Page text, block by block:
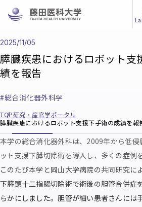
2025/11/05
膵臓疾患におけるロボット支
績を報告
総合消化器外科学
TOP研究・産官学ポータル
膵臓疾患におけるロボット支援下手術の成績を報
本学の総合消化器外科は、2009年から低侵
ット支援下膵切除術を導入し、多くの症例
このたび本学と岡山大学病院の共同研究に
下膵頭十二指腸切除術で術後の胆管合併症
らかにしました。胆管が細い患者さんには